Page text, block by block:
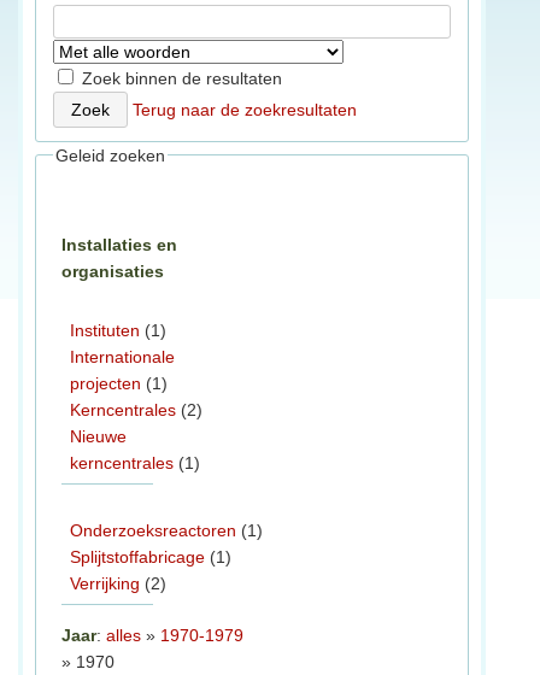
Zoek binnen de resultaten
Terug naar de zoekresultaten
Geleid zoeken
Installaties en
organisaties
Instituten (1)
Internationale
projecten (1)
Kerncentrales (2)
Nieuwe
kerncentrales (1)
Onderzoeksreactoren (1)
Splijtstoffabricage (1)
Verrijking (2)
Jaar: alles » 1970-1979
» 1970